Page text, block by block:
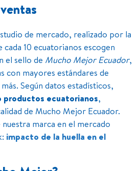
de mercado, realizado por la
cada 10 ecuatorianos escogen
el sello de Mucho Mejor Ecuador,
con mayores estándares de
Según datos estadísticos,
productos ecuatorianos,
de Mucho Mejor Ecuador.
marca en el mercado
impacto de la huella en el